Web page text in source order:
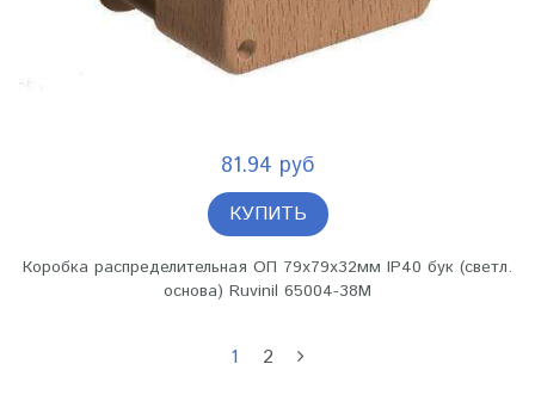
81.94 руб
КУПИТЬ
Коробка распределительная ОП 79х79х32мм IP40 бук (светл.
основа) Ruvinil 65004-38М
1 2